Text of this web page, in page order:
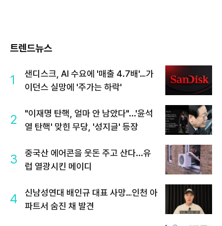
트렌드뉴스
1
샌디스크, AI 수요에 '매출 4.7배'…가
이던스 실망에 '주가는 하락'
2
"이재명 탄핵, 얼마 안 남았다"...'윤석
열 탄핵' 맞힌 무당, '성지글' 등장
3
중국산 에어콘을 웃돈 주고 산다...유
럽 열광시킨 메이디
4
신남성연대 배인규 대표 사망…인천 아
파트서 숨진 채 발견